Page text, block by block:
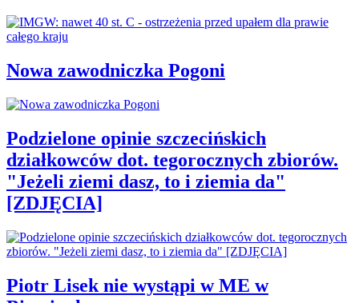
Nowa zawodniczka Pogoni
Podzielone opinie szczecińskich
działkowców dot. tegorocznych zbiorów.
"Jeżeli ziemi dasz, to i ziemia da"
[ZDJĘCIA]
Piotr Lisek nie wystąpi w ME w